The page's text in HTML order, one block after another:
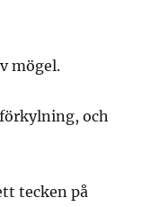
mögel.
och
tecken på